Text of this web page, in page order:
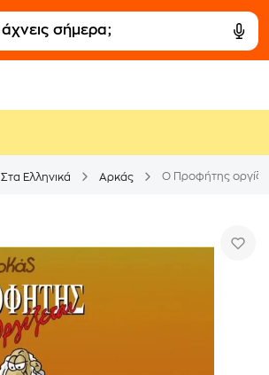
Στα Ελληνικά Αρκάς Ο Προφήτης